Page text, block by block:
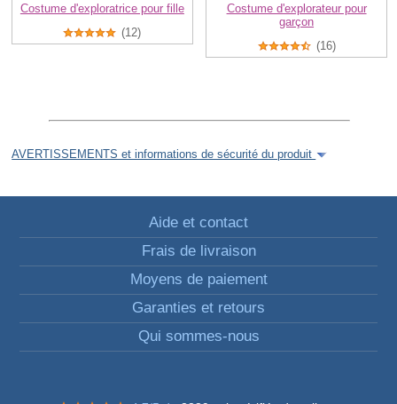
Costume d'exploratrice pour fille
(12)
Costume d'explorateur pour
garçon
(16)
AVERTISSEMENTS et informations de sécurité du produit
Aide et contact
Frais de livraison
Moyens de paiement
Garanties et retours
Qui sommes-nous